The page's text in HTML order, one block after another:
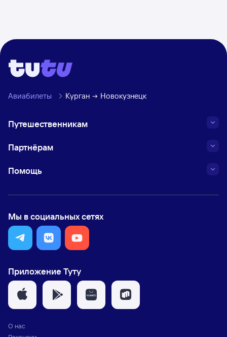
Авиабилеты Курган Новокузнецк
Путешественникам
Партнёрам
Помощь
Мы в социальных сетях
Приложение Туту
О нас